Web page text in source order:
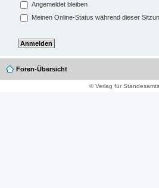
Angemeldet bleiben
Meinen Online-Status während dieser
Foren-Übersicht
© Verlag für